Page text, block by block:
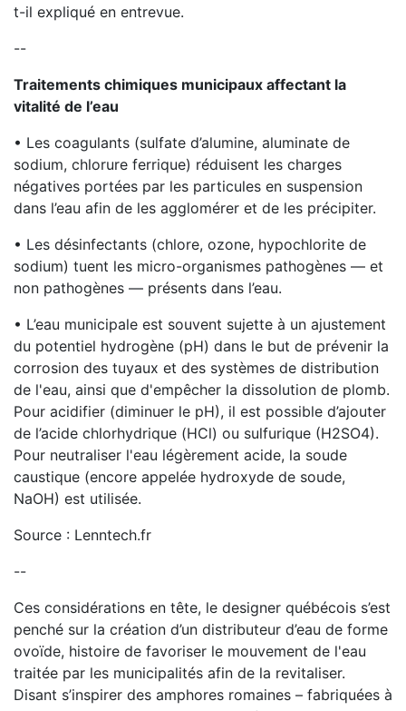
t-il expliqué en entrevue.
--
Traitements chimiques municipaux affectant la
vitalité de l’eau
• Les coagulants (sulfate d’alumine, aluminate de
sodium, chlorure ferrique) réduisent les charges
négatives portées par les particules en suspension
dans l’eau afin de les agglomérer et de les précipiter.
• Les désinfectants (chlore, ozone, hypochlorite de
sodium) tuent les micro-organismes pathogènes — et
non pathogènes — présents dans l’eau.
• L’eau municipale est souvent sujette à un ajustement
du potentiel hydrogène (pH) dans le but de prévenir la
corrosion des tuyaux et des systèmes de distribution
de l'eau, ainsi que d'empêcher la dissolution de plomb.
Pour acidifier (diminuer le pH), il est possible d’ajouter
de l’acide chlorhydrique (HCl) ou sulfurique (H2SO4).
Pour neutraliser l'eau légèrement acide, la soude
caustique (encore appelée hydroxyde de soude,
NaOH) est utilisée.
Source : Lenntech.fr
--
Ces considérations en tête, le designer québécois s’est
penché sur la création d’un distributeur d’eau de forme
ovoïde, histoire de favoriser le mouvement de l'eau
traitée par les municipalités afin de la revitaliser.
Disant s’inspirer des amphores romaines – fabriquées à